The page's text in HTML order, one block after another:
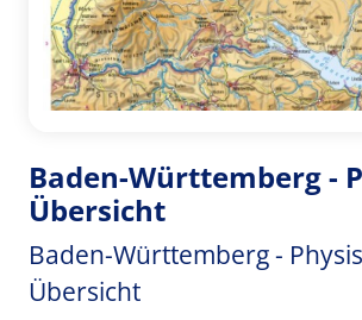
Baden-Württemberg -
Übersicht
Baden-Württemberg -
Übersicht